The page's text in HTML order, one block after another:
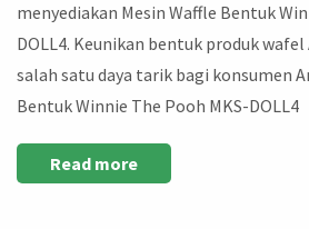
menyediakan Mesin Waffle Bentuk
DOLL4. Keunikan bentuk produk
salah satu daya tarik bagi konsumen
Bentuk Winnie The Pooh MKS-
Read more